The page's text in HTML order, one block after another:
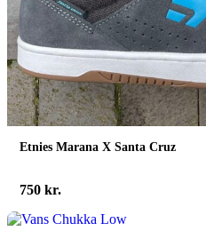
Etnies Marana X Santa Cruz
750 kr.